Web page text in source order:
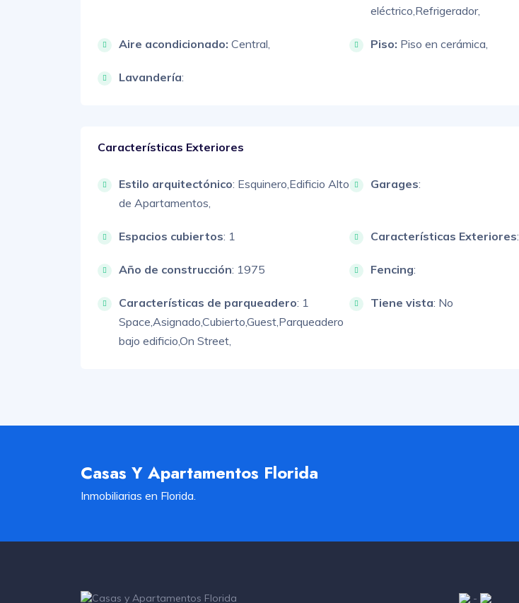
eléctrico, Refrigerador,
Aire acondicionado: Central, Piso: Piso en cerámica,
Lavandería:
Características Exteriores
Estilo arquitectónico: Esquinero, Edificio Alto
de Apartamentos,
Garages:
Espacios cubiertos: 1 Características Exteriores:
Año de construcción: 1975 Fencing:
Características de parqueadero: 1
Space, Asignado,Cubierto,Guest, Parqueadero
bajo edificio,On Street,
Tiene vista: No
Casas Y Apartamentos Florida
Inmobiliarias en Florida.
-